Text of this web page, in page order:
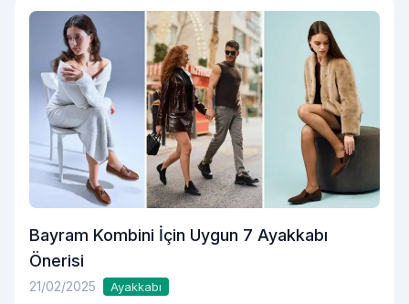
Bayram Kombini İçin Uygun 7 Ayakkabı
Önerisi
21/02/2025 Ayakkabı